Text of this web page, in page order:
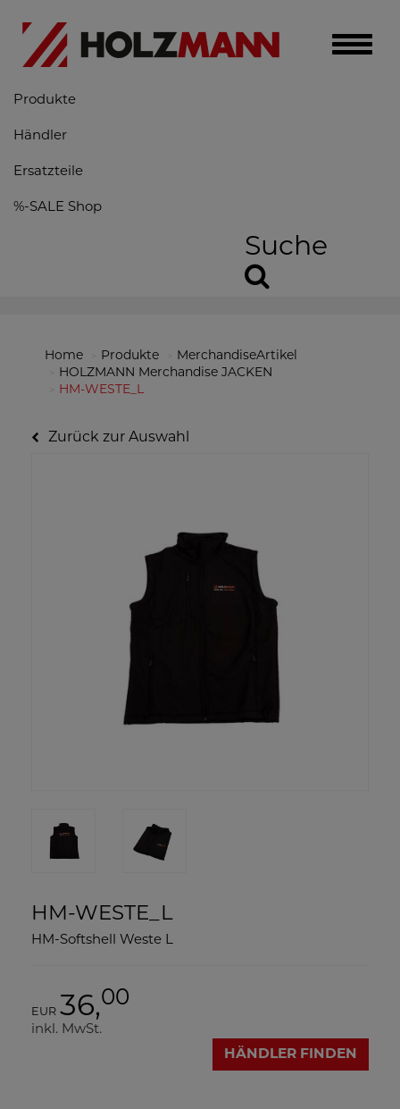
Toggle
Produkte
Händler
Ersatzteile
%-SALE Shop
Suche
Home Produkte
MerchandiseArtikel
HOLZMANN Merchandise JACKEN
HM-WESTE_L
Zurück zur Auswahl
HM-WESTE_L
HM-Softshell Weste L
EUR 36,00
inkl. MwSt.
HÄNDLER FINDEN